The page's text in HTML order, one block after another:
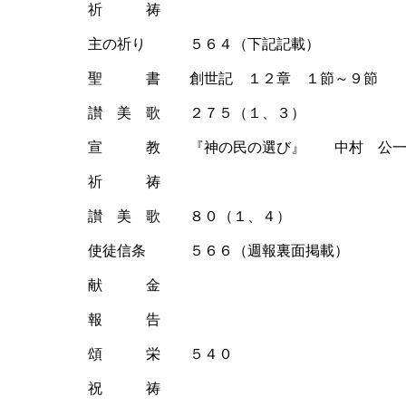
祈 祷
主の祈り ５６４（下記記載）
聖 書 創世記 １２章 １節～９節
讃 美 歌 ２７５（１、３）
宣 教 『神の民の選び』 中村 公一
祈 祷
讃 美 歌 ８０（１、４）
使徒信条 ５６６（週報裏面掲載）
献 金
報 告
頌 栄 ５４０
祝 祷